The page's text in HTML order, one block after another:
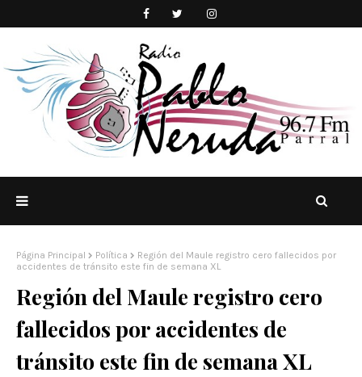
Página Principal Política
Región del Maule registro cero fallecidos por
accidentes de tránsito este fin de semana XL
Región del Maule registro cero
fallecidos por accidentes de
tránsito este fin de semana XL